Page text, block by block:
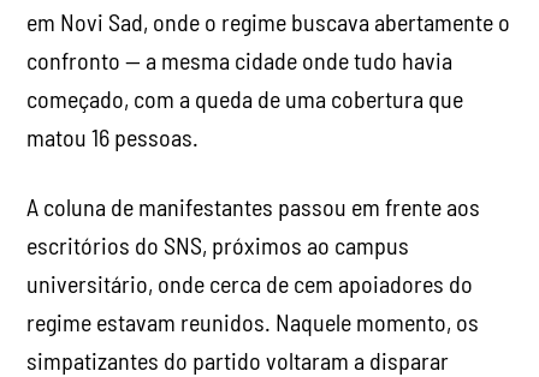
em Novi Sad, onde o regime buscava abertamente o
confronto — a mesma cidade onde tudo havia
começado, com a queda de uma cobertura que
matou 16 pessoas.
A coluna de manifestantes passou em frente aos
escritórios do SNS, próximos ao campus
universitário, onde cerca de cem apoiadores do
regime estavam reunidos. Naquele momento, os
simpatizantes do partido voltaram a disparar